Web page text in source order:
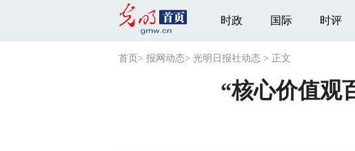
时政 国际 时评
首页 > 报网动态> 光明日报社动态 > 正文
“核心价值观